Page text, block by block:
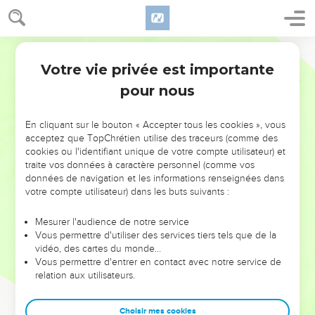
NE MANQUEZ PAS L’ÉVÉNEMENT
DE L’ANNÉE !
ET SI LEURS ERREURS POUVAIENT VOUS ÉVITER LES
VOTRES ?
leur foi ou leur vision. Mais on voit moins les doutes, les erreurs
et les saisons difficiles qu'ils ont traversés, alors même que ce
sont elles qui les ont façonnés.
Dans cette conférence, leaders, entrepreneurs, et responsables
clés pour avancer avec plus de sagesse afin que leurs erreurs
Votre vie privée est importante
pour nous
En cliquant sur le bouton « Accepter tous les cookies », vous
acceptez que TopChrétien utilise des traceurs (comme des
cookies ou l'identifiant unique de votre compte utilisateur) et
traite vos données à caractère personnel (comme vos
données de navigation et les informations renseignées dans
votre compte utilisateur) dans les buts suivants :
Mesurer l'audience de notre service
Vous permettre d'utiliser des services tiers tels que de la
vidéo, des cartes du monde…
Vous permettre d'entrer en contact avec notre service de
relation aux utilisateurs.
Choisir mes cookies